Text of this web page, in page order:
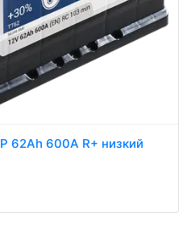
62Ah 600A R+ низкий